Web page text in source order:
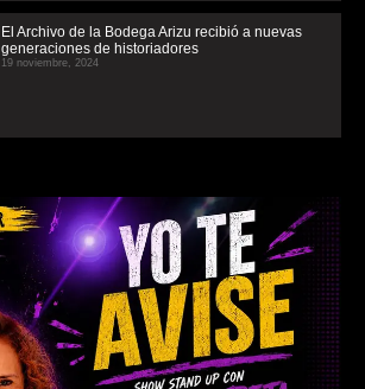
El Archivo de la Bodega Arizu recibió a nuevas
generaciones de historiadores
19 noviembre, 2024